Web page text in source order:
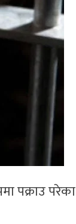
पक्राउ परेका